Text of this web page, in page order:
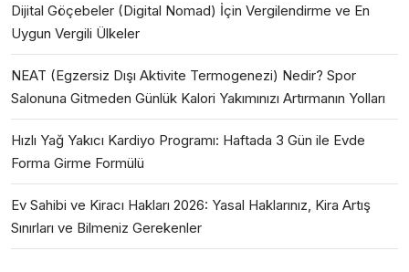
Dijital Göçebeler (Digital Nomad) İçin Vergilendirme ve En
Uygun Vergili Ülkeler
NEAT (Egzersiz Dışı Aktivite Termogenezi) Nedir? Spor
Salonuna Gitmeden Günlük Kalori Yakımınızı Artırmanın Yolları
Hızlı Yağ Yakıcı Kardiyo Programı: Haftada 3 Gün ile Evde
Forma Girme Formülü
Ev Sahibi ve Kiracı Hakları 2026: Yasal Haklarınız, Kira Artış
Sınırları ve Bilmeniz Gerekenler